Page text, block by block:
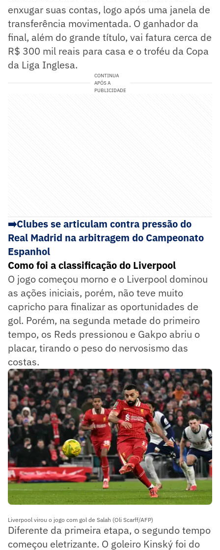
enxugar suas contas, logo após uma janela de
transferência movimentada. O ganhador da
final, além do grande título, vai fatura cerca de
R$ 300 mil reais para casa e o troféu da Copa
da Liga Inglesa.
CONTINUA
APÓS A
PUBLICIDADE
➡️Clubes se articulam contra pressão do
Real Madrid na arbitragem do Campeonato
Espanhol
Como foi a classificação do Liverpool
O jogo começou morno e o Liverpool dominou
as ações iniciais, porém, não teve muito
capricho para finalizar as oportunidades de
gol. Porém, na segunda metade do primeiro
tempo, os Reds pressionou e Gakpo abriu o
placar, tirando o peso do nervosismo das
costas.
Liverpool virou o jogo com gol de Salah (Oli Scarff/AFP)
Diferente da primeira etapa, o segundo tempo
começou eletrizante. O goleiro Kinský foi do